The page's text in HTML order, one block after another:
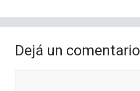
Dejá un comentario